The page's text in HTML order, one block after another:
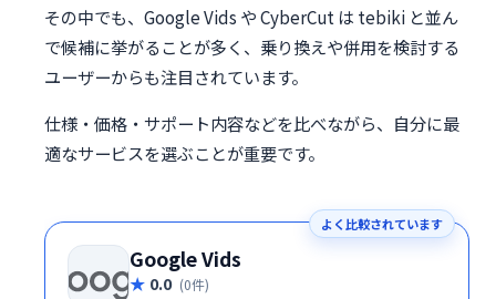
その中でも、Google Vids や CyberCut は tebiki と並ん
で候補に挙がることが多く、乗り換えや併用を検討する
ユーザーからも注目されています。
仕様・価格・サポート内容などを比べながら、自分に最
適なサービスを選ぶことが重要です。
よく比較されています
Google Vids
0.0 (0件)